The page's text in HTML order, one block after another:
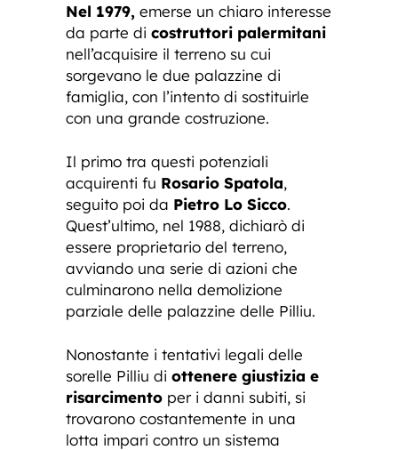
Nel 1979, emerse un chiaro interesse
da parte di costruttori palermitani
nell’acquisire il terreno su cui
sorgevano le due palazzine di
famiglia, con l’intento di sostituirle
con una grande costruzione.
Il primo tra questi potenziali
acquirenti fu Rosario Spatola,
seguito poi da Pietro Lo Sicco.
Quest’ultimo, nel 1988, dichiarò di
essere proprietario del terreno,
avviando una serie di azioni che
culminarono nella demolizione
parziale delle palazzine delle Pilliu.
Nonostante i tentativi legali delle
sorelle Pilliu di ottenere giustizia e
risarcimento per i danni subiti, si
trovarono costantemente in una
lotta impari contro un sistema